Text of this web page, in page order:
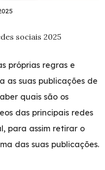
sociais 2025
próprias regras e
as suas publicações de
quais são os
das principais redes
para assim retirar o
das suas publicações.